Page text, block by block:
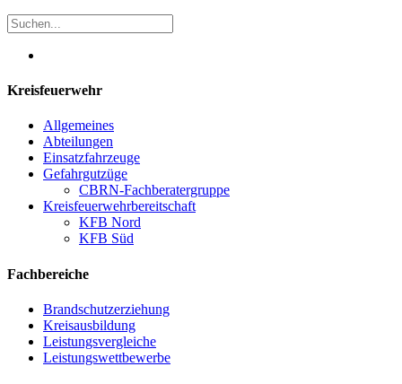
Kreisfeuerwehr
Allgemeines
Abteilungen
Einsatzfahrzeuge
Gefahrgutzüge
CBRN-Fachberatergruppe
Kreisfeuerwehrbereitschaft
KFB Nord
KFB Süd
Fachbereiche
Brandschutzerziehung
Kreisausbildung
Leistungsvergleiche
Leistungswettbewerbe